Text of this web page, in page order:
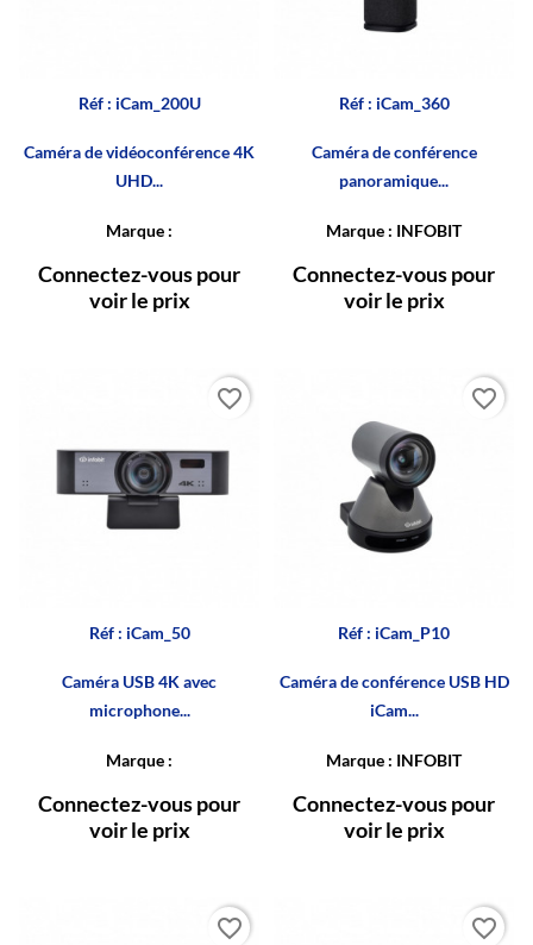
Réf : iCam_200U
Caméra de vidéoconférence 4K
UHD...
Marque :
Connectez-vous pour
voir le prix
Réf : iCam_360
Caméra de conférence
panoramique...
Marque : INFOBIT
Connectez-vous pour
voir le prix
Réf : iCam_50
Caméra USB 4K avec
microphone...
Marque :
Connectez-vous pour
voir le prix
favorite_border
Réf : iCam_P10
Caméra de conférence USB HD
iCam...
Marque : INFOBIT
Connectez-vous pour
voir le prix
favorite_border
favorite_border favorite_border